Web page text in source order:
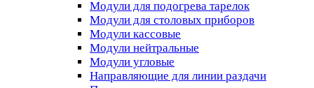
Модули для подогрева тарелок
Модули для столовых приборов
Модули кассовые
Модули нейтральные
Модули угловые
Направляющие для линии раздачи